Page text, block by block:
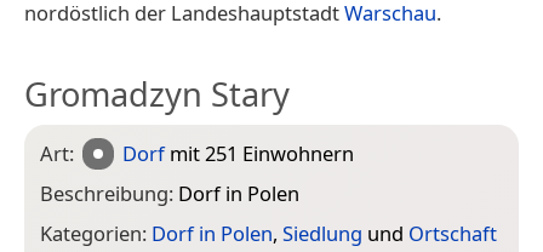
nordöstlich der LandeshauptstadtWarschau.
Gromadzyn Stary
Art: Dorfmit 251 Einwohnern
Beschreibung: Dorf in Polen
Kategorien: Dorf in Polen, Siedlung und Ortschaft